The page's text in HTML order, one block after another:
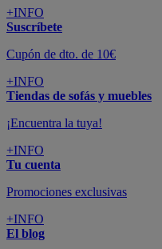
+INFO
Suscríbete
Cupón de dto. de 10€
+INFO
Tiendas de sofás y muebles
¡Encuentra la tuya!
+INFO
Tu cuenta
Promociones exclusivas
+INFO
El blog